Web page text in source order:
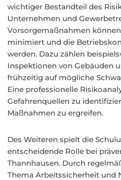
wichtiger Bestandteil des
Unternehmen und
Vorsorgemaßnahmen
minimiert und die
werden. Dazu zählen
Inspektionen von Gebäuden
frühzeitig auf mögliche
Eine professionelle
Gefahrenquellen zu
Maßnahmen zu ergreifen.
Des Weiteren spielt die
entscheidende Rolle bei
Thannhausen. Durch
Thema Arbeitssicherheit und